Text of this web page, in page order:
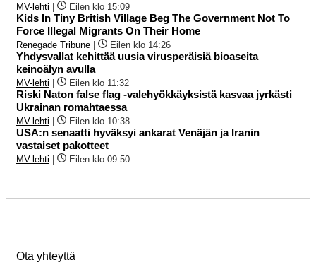
MV-lehti Eilen klo 15:09
Kids In Tiny British Village Beg The Government Not To
Force Illegal Migrants On Their Home
Renegade Tribune Eilen klo 14:26
Yhdysvallat kehittää uusia virusperäisiä bioaseita
keinoälyn avulla
MV-lehti Eilen klo 11:32
Riski Naton false flag -valehyökkäyksistä kasvaa jyrkästi
Ukrainan romahtaessa
MV-lehti Eilen klo 10:38
USA:n senaatti hyväksyi ankarat Venäjän ja Iranin
vastaiset pakotteet
MV-lehti Eilen klo 09:50
Ota yhteyttä